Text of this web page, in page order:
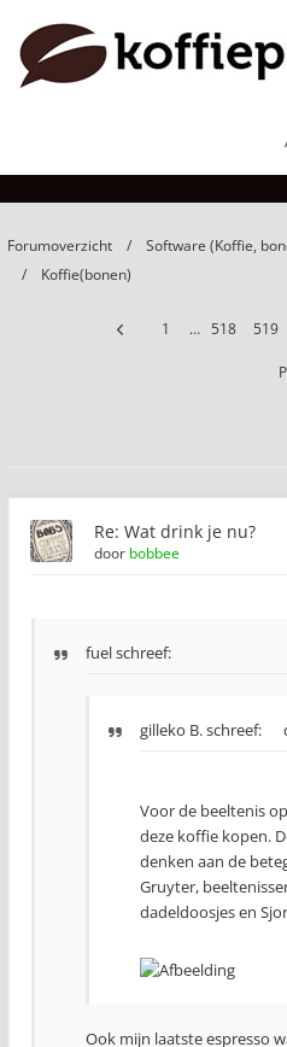
Forumoverzicht
Software (Koffie,
Koffie(bonen)
1 … 518 519
Re: Wat drink je nu?
door bobbee
fuel schreef:
gilleko B.schreef:
Voor de beeltenis
deze koffie kopen.
denken aan de
Gruyter,
dadeldoosjes en
Ook mijn laatste espresso